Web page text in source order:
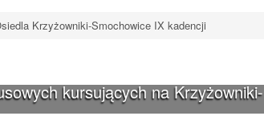
kursujących na Krzyżowniki-
Krzyżowniki-Smochowice IX kadencji